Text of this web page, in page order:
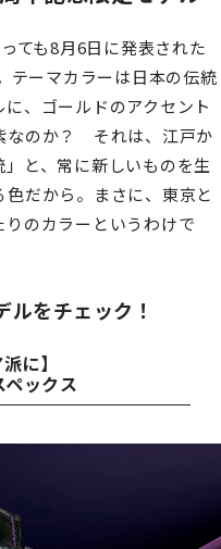
ても8月6日に発表された
テーマカラーは日本の伝統
、ゴールドのアクセント
なのか？ それは、江戸か
と、常に新しいものを生
だから。まさに、東京と
のカラーというわけで
をチェック！
に】
ペックス